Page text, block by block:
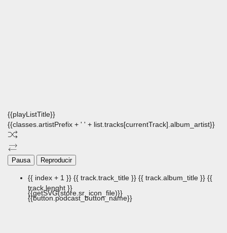
{{playListTitle}}
{{classes.artistPrefix + ' ' + list.tracks[currentTrack].album_artist}}
Pausa Reproducir
{{ index + 1 }} {{ track.track_title }} {{ track.album_title }} {{
track.lenght }}
{{getSVG(store.sr_icon_file)}}
{{button.podcast_button_name}}